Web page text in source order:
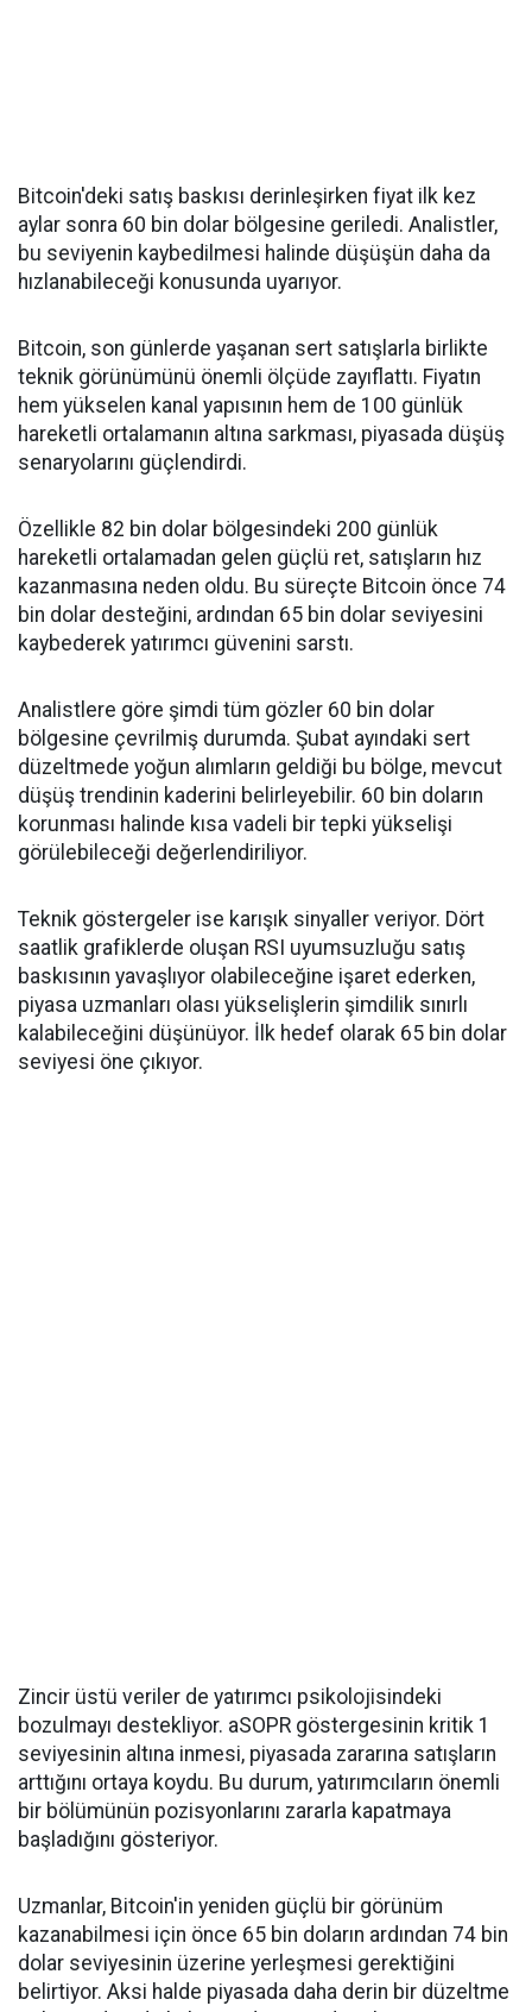
Bitcoin'deki satış baskısı derinleşirken fiyat ilk kez
aylar sonra 60 bin dolar bölgesine geriledi. Analistler,
bu seviyenin kaybedilmesi halinde düşüşün daha da
hızlanabileceği konusunda uyarıyor.
Bitcoin, son günlerde yaşanan sert satışlarla birlikte
teknik görünümünü önemli ölçüde zayıflattı. Fiyatın
hem yükselen kanal yapısının hem de 100 günlük
hareketli ortalamanın altına sarkması, piyasada düşüş
senaryolarını güçlendirdi.
Özellikle 82 bin dolar bölgesindeki 200 günlük
hareketli ortalamadan gelen güçlü ret, satışların hız
kazanmasına neden oldu. Bu süreçte Bitcoin önce 74
bin dolar desteğini, ardından 65 bin dolar seviyesini
kaybederek yatırımcı güvenini sarstı.
Analistlere göre şimdi tüm gözler 60 bin dolar
bölgesine çevrilmiş durumda. Şubat ayındaki sert
düzeltmede yoğun alımların geldiği bu bölge, mevcut
düşüş trendinin kaderini belirleyebilir. 60 bin doların
korunması halinde kısa vadeli bir tepki yükselişi
görülebileceği değerlendiriliyor.
Teknik göstergeler ise karışık sinyaller veriyor. Dört
saatlik grafiklerde oluşan RSI uyumsuzluğu satış
baskısının yavaşlıyor olabileceğine işaret ederken,
piyasa uzmanları olası yükselişlerin şimdilik sınırlı
kalabileceğini düşünüyor. İlk hedef olarak 65 bin dolar
seviyesi öne çıkıyor.
Zincir üstü veriler de yatırımcı psikolojisindeki
bozulmayı destekliyor. aSOPR göstergesinin kritik 1
seviyesinin altına inmesi, piyasada zararına satışların
arttığını ortaya koydu. Bu durum, yatırımcıların önemli
bir bölümünün pozisyonlarını zararla kapatmaya
başladığını gösteriyor.
Uzmanlar, Bitcoin'in yeniden güçlü bir görünüm
kazanabilmesi için önce 65 bin doların ardından 74 bin
dolar seviyesinin üzerine yerleşmesi gerektiğini
belirtiyor. Aksi halde piyasada daha derin bir düzeltme